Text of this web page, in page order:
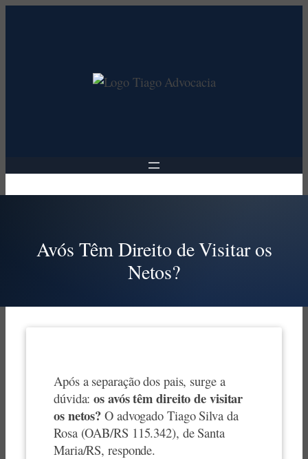
Avós Têm Direito de Visitar os
Netos?
Após a separação dos pais, surge a
dúvida:os avós têm direito de visitar
os netos? O advogado Tiago Silva da
Rosa (OAB/RS 115.342), de Santa
Maria/RS, responde.